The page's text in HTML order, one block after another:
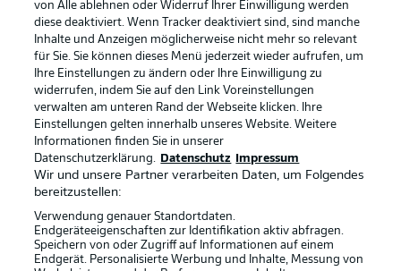
Datenschutz Nutzungsbedingungen
Broadcaster Kontakt
Jobs Impressum
Partner Spieler
Liveticker
von Alle ablehnen oder Widerruf Ihrer Einwilligung werden
diese deaktiviert. Wenn Tracker deaktiviert sind, sind manche
Inhalte und Anzeigen möglicherweise nicht mehr so relevant
für Sie. Sie können dieses Menü jederzeit wieder aufrufen, um
Ihre Einstellungen zu ändern oder Ihre Einwilligung zu
widerrufen, indem Sie auf den Link Voreinstellungen
verwalten am unteren Rand der Webseite klicken. Ihre
Einstellungen gelten innerhalb unseres Website. Weitere
Informationen finden Sie in unserer
Datenschutzerklärung.
Datenschutz Impressum
Wir und unsere Partner verarbeiten Daten, um Folgendes
bereitzustellen:
Verwendung genauer Standortdaten.
Endgeräteeigenschaften zur Identifikation aktiv abfragen.
Speichern von oder Zugriff auf Informationen auf einem
Endgerät. Personalisierte Werbung und Inhalte, Messung von